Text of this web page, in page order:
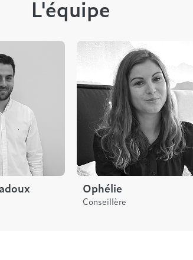
L'équipe
Ophélie
Conseillère